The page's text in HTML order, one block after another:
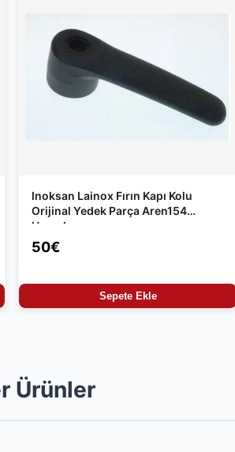
Inoksan Lainox Fırın Kapı Kolu
Orijinal Yedek Parça Aren154
Uyumlu
50€
Sepete Ekle
Ürünler